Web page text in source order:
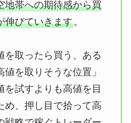
地帯への期待感から買
伸びていきます。
を取ったら買う、ある
を取りそうな位置」
を試すよりも高値を目
め、押し目で拾って高